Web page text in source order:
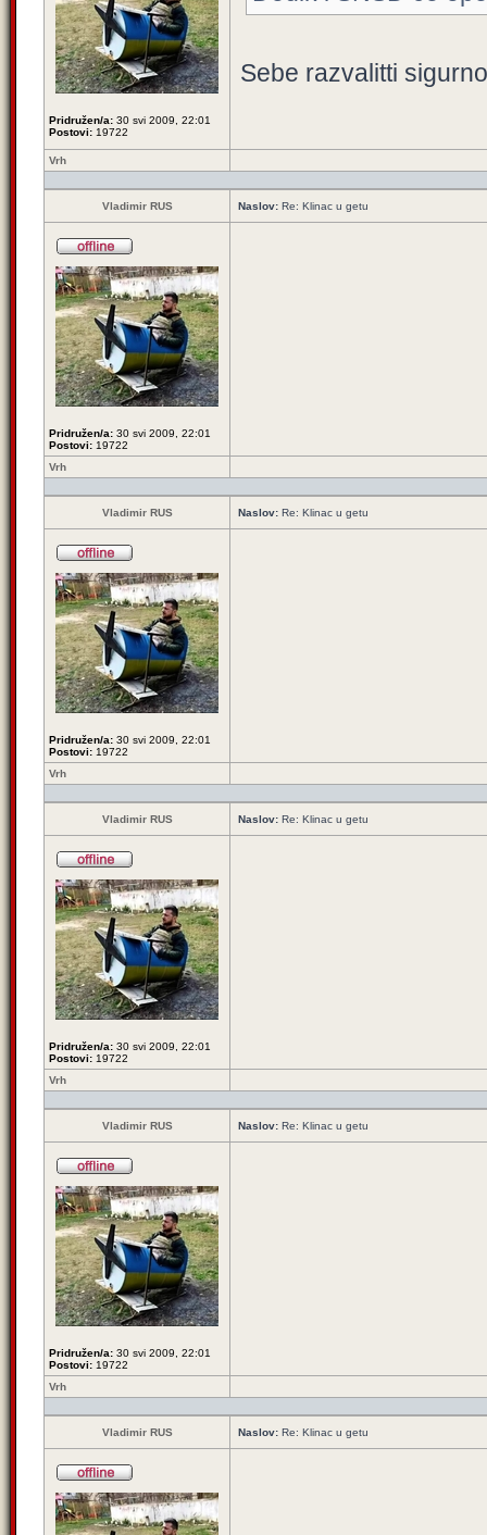
Pridružen/a: 30 svi 2009, 22:01
Postovi: 19722
Sebe razvalitti
Vrh
Vladimir RUS Naslov: Re: Klinac u getu
Pridružen/a: 30 svi 2009, 22:01
Postovi: 19722
Vrh
Vladimir RUS Naslov: Re: Klinac u getu
Pridružen/a: 30 svi 2009, 22:01
Postovi: 19722
Vrh
Vladimir RUS Naslov: Re: Klinac u getu
Pridružen/a: 30 svi 2009, 22:01
Postovi: 19722
Vrh
Vladimir RUS Naslov: Re: Klinac u getu
Pridružen/a: 30 svi 2009, 22:01
Postovi: 19722
Vrh
Vladimir RUS Naslov: Re: Klinac u getu